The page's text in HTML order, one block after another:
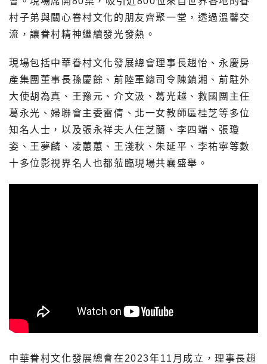
村子弟與關心眷村文化的朋友齊聚一堂，透過溫馨交
流，讓眷村精神繼續發光發熱。
現場包括中華眷村文化發展總會理事長趙怡、永慶房
產集團董事長孫慶餘、前陸軍總司令陳鎮湘、前駐外
大使胡為真、王豫元、介文汲、葛光越、救國團主任
葛永光、婦聯會主委雷倩、北一女教師區桂芝等多位
知名人士，以及張永祥夫人任芝蘭、李四端、張瓊
姿、王夢麟、凌蕙蕙、王淺秋、朱延平、李祐寧等數
十多位影視界名人也都蒞臨現場共襄盛舉。
中華眷村文化發展總會在2023年11月成立，理事長趙